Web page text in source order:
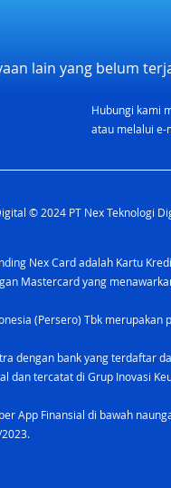
lain yang belum
Hubungi kami
atau melalui e-
© 2024 PT Nex Teknologi
Nex Card adalah Kartu
Mastercard yang
(Persero) Tbk
dengan bank yang terdaftar
dan tercatat di Grup Inovasi
App Finansial di bawah